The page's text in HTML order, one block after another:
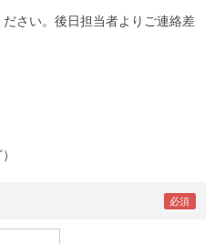
い。後日担当者よりご連絡差